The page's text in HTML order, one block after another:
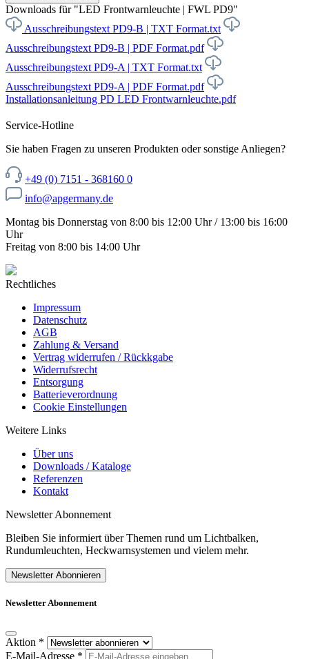
Downloads für "LED Frontwarnleuchte | FWL PD9"
Ausschreibungstext PD9-B | TXT Format.txt
Ausschreibungstext PD9-B | PDF Format.pdf
Ausschreibungstext PD9-A | TXT Format.txt
Ausschreibungstext PD9-A | PDF Format.pdf
Installationsanleitung PD LED Frontwarnleuchte.pdf
Service-Hotline
Sie haben Fragen zu unseren Produkten oder sonstige Anliegen?
+49 (0) 7151 - 368160 0
info@apgermany.de
Montag bis Donnerstag von 8:00 bis 12:00 Uhr / 13:00 bis 16:00
Uhr
Freitag von 8:00 bis 14:00 Uhr
Rechtliches
Impressum
Datenschutz
AGB
Zahlung & Versand
Vertrag widerrufen / Rückkgabe
Widerrufsrecht
Entsorgung
Batterieverordnung
Cookie Einstellungen
Weitere Links
Über uns
Downloads / Kataloge
Referenzen
Kontakt
Newsletter Abonnement
Bleiben Sie informiert über Themen rund um Lichtbalken,
Rundumleuchten, Heckwarnsystemen und vielem mehr.
Newsletter Abonnieren
Newsletter Abonnement
Aktion *
E-Mail-Adresse *